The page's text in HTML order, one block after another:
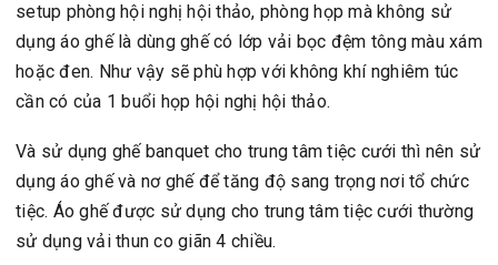
setup phòng hội nghị hội thảo, phòng họp mà không sử
dụng áo ghế là dùng ghế có lớp vải bọc đệm tông màu xám
hoặc đen. Như vậy sẽ phù hợp với không khí nghiêm túc
cần có của 1 buổi họp hội nghị hội thảo.
Và sử dụng ghế banquet cho trung tâm tiệc cưới thì nên sử
dụng áo ghế và nơ ghế để tăng độ sang trọng nơi tổ chức
tiệc. Áo ghế được sử dụng cho trung tâm tiệc cưới thường
sử dụng vải thun co giãn 4 chiều.